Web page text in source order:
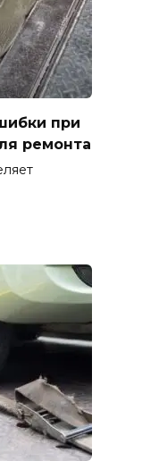
при
ремонта